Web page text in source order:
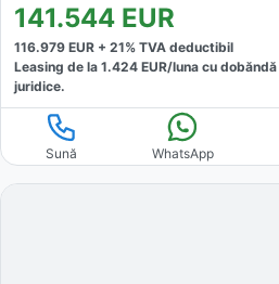
141.544 EUR
116.979 EUR + 21% TVA deductibil
Leasing de la 1.424 EUR/luna cu dobăndă
juridice.
Sună WhatsApp